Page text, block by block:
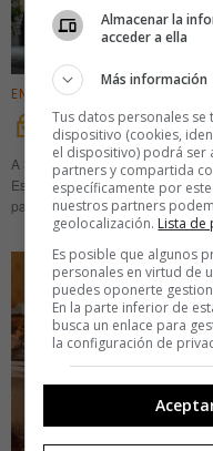
ENTRETENIMIENTO
El tesoro
A 35 metros bajo tierra, una
Estado. Arriba, una vidriera
paseo del Prado. Y en
Almacenar la
acceder a ella
Más información
Tus datos personales
dispositivo (cookies,
el dispositivo) podrá ser
partners y compartida
específicamente por
nuestros partners
geolocalización. Lista de
Es posible que algunos
personales en virtud de
puedes oponerte
En la parte inferior de
busca un enlace para
la configuración de